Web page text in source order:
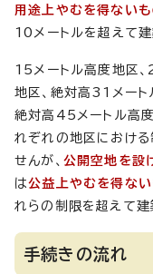
用途上やむを得ないも
10メートルを超えて建
15メートル高度地区
地区、絶対高31メー
絶対高45メートル高
れぞれの地区におけ
せんが、 公開空地を設
は公益上やむを得な
れらの制限を超えて建
手続きの流れ